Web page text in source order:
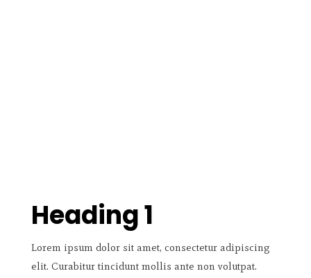
Heading 1
Lorem ipsum dolor sit amet, consectetur adipiscing
elit. Curabitur tincidunt mollis ante non volutpat.